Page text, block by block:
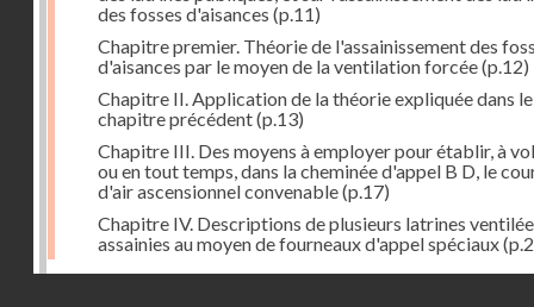
des fosses d'aisances (p.11)
Chapitre premier. Théorie de l'assainissement des
d'aisances par le moyen de la ventilation forcée(p.12)
Chapitre II. Application de la théorie expliquée dans le
chapitre précédent(p.13)
Chapitre III. Des moyens à employer pour établir, à
ou en tout temps, dans la cheminée d'appel B D, le
d'air ascensionnel convenable(p.17)
Chapitre IV. Descriptions de plusieurs latrines
assainies au moyen de fourneaux d'appel spéciaux
Dernière image